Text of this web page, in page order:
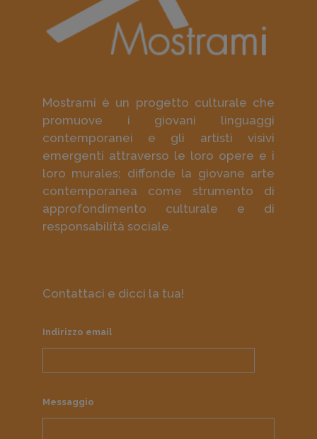
Mostrami è un progetto culturale che
promuove i giovani linguaggi
contemporanei e gli artisti visivi
emergenti attraverso le loro opere e i
loro murales; diffonde la giovane arte
contemporanea come strumento di
approfondimento culturale e di
responsabilità sociale.
Contattaci e dicci la tua!
Indirizzo email
Messaggio